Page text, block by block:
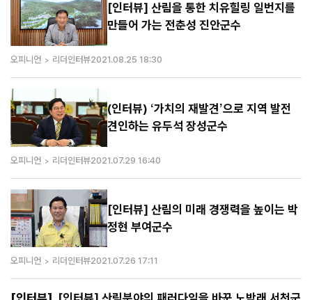
[인터뷰] 산림을 통한 치유힐링 일번지를
만들어 가는 전춘성 진안군수
오피니언 리더인터뷰2021.08.25 18:30
(인터뷰) ‘가치의 재발견’으로 지역 발전
견인하는 유두석 장성군수
오피니언 리더인터뷰2021.07.29 16:40
[인터뷰] 산림의 미래 경쟁력을 높이는 박
정현 부여군수
오피니언 리더인터뷰2021.07.26 17:11